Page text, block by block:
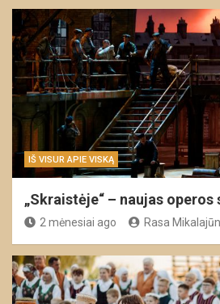
IŠ VISUR APIE VISKĄ
„Skraistėje“ – naujas
2 mėnesiai ago Rasa